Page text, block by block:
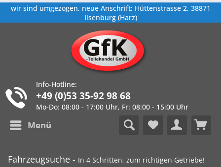
wir sind umgezogen, neue Anschrift: Hüttenstrasse 2, 38871
Ilsenburg (Harz)
Info-Hotline:
+49 (0)53 35-92 98 68
Mo-Do: 08:00 - 17:00 Uhr, Fr: 08:00 - 15:00 Uhr
Menü
Fahrzeugsuche - In 4 Schritten, zum richtigen Getriebe!